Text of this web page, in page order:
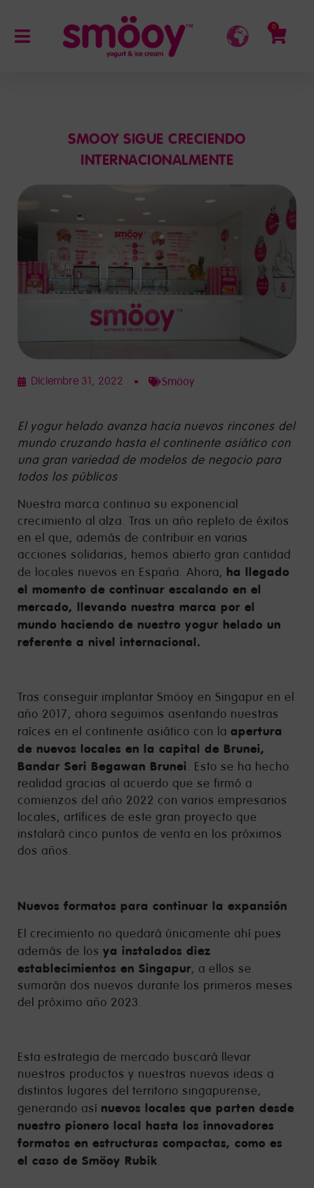
0
SMOOY SIGUE CRECIENDO
INTERNACIONALMENTE
Diciembre 31, 2022 Smöoy
El yogur helado avanza hacia nuevos rincones del
mundo cruzando hasta el continente asiático con
una gran variedad de modelos de negocio para
todos los públicos
Nuestra marca continua su exponencial
crecimiento al alza. Tras un año repleto de éxitos
en el que, además de contribuir en varias
acciones solidarias, hemos abierto gran cantidad
de locales nuevos en España. Ahora, ha llegado
el momento de continuar escalando en el
mercado, llevando nuestra marca por el
mundo haciendo de nuestro yogur helado un
referente a nivel internacional.
Tras conseguir implantar Smöoy en Singapur en el
año 2017, ahora seguimos asentando nuestras
raíces en el continente asiático con la apertura
de nuevos locales en la capital de Brunei,
Bandar Seri Begawan Brunei. Esto se ha hecho
realidad gracias al acuerdo que se firmó a
comienzos del año 2022 con varios empresarios
locales, artífices de este gran proyecto que
instalará cinco puntos de venta en los próximos
dos años.
Nuevos formatos para continuar la expansión
El crecimiento no quedará únicamente ahí pues
además de los ya instalados diez
establecimientos en Singapur, a ellos se
sumarán dos nuevos durante los primeros meses
del próximo año 2023.
Esta estrategia de mercado buscará llevar
nuestros productos y nuestras nuevas ideas a
distintos lugares del territorio singapurense,
generando así nuevos locales que parten desde
nuestro pionero local hasta los innovadores
formatos en estructuras compactas, como es
el caso de Smöoy Rubik.